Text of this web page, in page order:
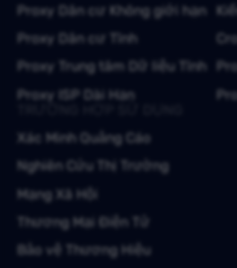
Proxy Dân cư Không giới hạn
Proxy Dân cư Tĩnh
Proxy Trung tâm Dữ liệu Tĩnh
Proxy ISP Dài Hạn
Xác Minh Quảng Cáo
Nghiên Cứu Thị Trường
Mạng Xã Hội
Thương Mại Điện Tử
Bảo vệ Thương Hiệu